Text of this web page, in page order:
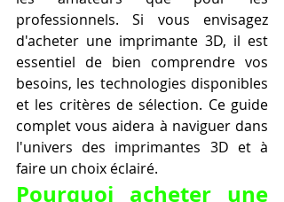
professionnels. Si vous envisagez
d'acheter une imprimante 3D, il est
essentiel de bien comprendre vos
besoins, les technologies disponibles
et les critères de sélection. Ce guide
complet vous aidera à naviguer dans
l'univers des imprimantes 3D et à
faire un choix éclairé.
Pourquoi acheter une